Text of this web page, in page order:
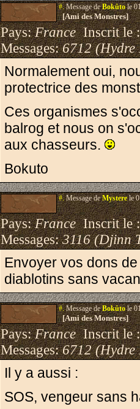
#.Message deBokûtole
[Ami des Monstres]
Pays:FranceInscrit le
Messages:6712 (Hydre
Normalement oui,
protectrice des
Ces organismes
balrog et nous on
aux chasseurs.
Bokuto
#.Message deMysterele
Pays:FranceInscrit le
Messages:3116 (Djinn
Envoyer vos dons
diablotins sans
#.Message deBokûtole
[Ami des Monstres]
Pays:FranceInscrit le
Messages:6712 (Hydre
Il y a aussi :
SOS, vengeur sans